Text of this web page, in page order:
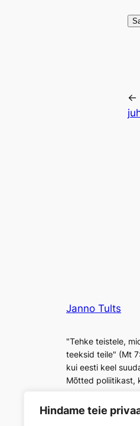
Hindame teie
←
Janno Tults
"Tehke teistele,
teeksid teile" (Mt
kui eesti keel
Mõtted poliitikast,